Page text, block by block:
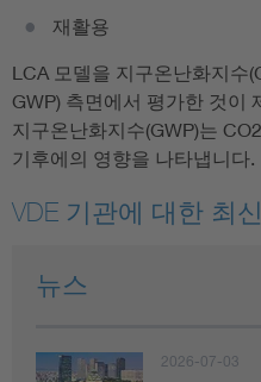
재활용
LCA 모델을 지구온난화지수
GWP) 측면에서 평가한 것이
지구온난화지수(GWP)는
기후에의 영향을 나타냅니다.
VDE 기관에 대한 최
뉴스
2026-07-03